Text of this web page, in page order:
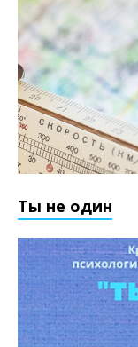
Ты не один